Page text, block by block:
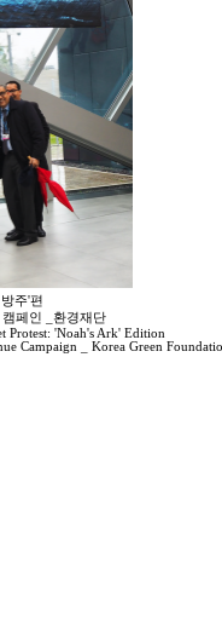
주'편
페인 _환경재단
Protest: 'Noah's Ark' Edition
Campaign _ Korea Green